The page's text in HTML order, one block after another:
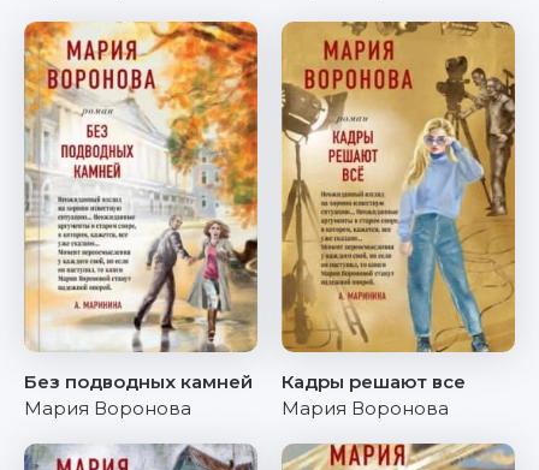
Без подводных камней
Мария Воронова
Кадры решают все
Мария Воронова